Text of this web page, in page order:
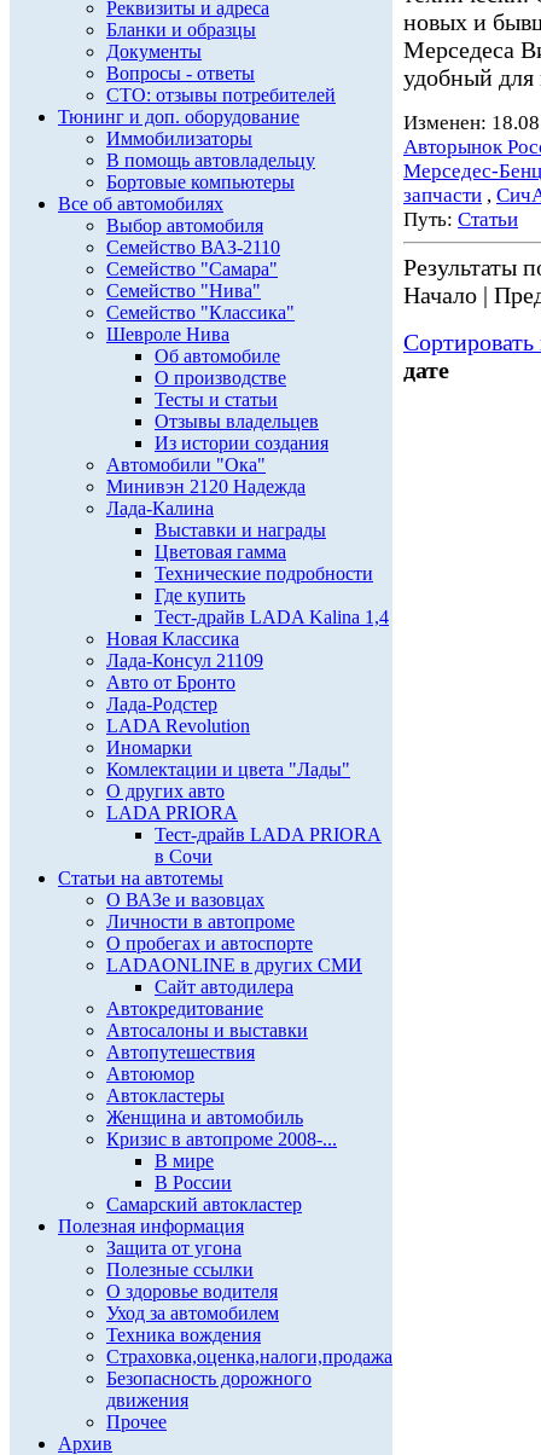
Реквизиты и адреса
Бланки и образцы
Документы
Вопросы - ответы
СТО: отзывы потребителей
Тюнинг и доп. оборудование
Иммобилизаторы
В помощь автовладельцу
Бортовые компьютеры
Все об автомобилях
Выбор автомобиля
Семейство ВАЗ-2110
Семейство "Самара"
Семейство "Нива"
Семейство "Классика"
Шевроле Нива
Об автомобиле
О производстве
Тесты и статьи
Отзывы владельцев
Из истории создания
Автомобили "Ока"
Минивэн 2120 Надежда
Лада-Калина
Выставки и награды
Цветовая гамма
Технические подробности
Где купить
Тест-драйв LADA Kalina 1,4
Новая Классика
Лада-Консул 21109
Авто от Бронто
Лада-Родстер
LADA Revolution
Иномарки
Комлектации и цвета "Лады"
О других авто
LADA PRIORA
Тест-драйв LADA PRIORA
в Сочи
Статьи на автотемы
О ВАЗе и вазовцах
Личности в автопроме
О пробегах и автоспорте
LADAONLINE в других СМИ
Сайт автодилера
Автокредитование
Автосалоны и выставки
Автопутешествия
Автоюмор
Автокластеры
Женщина и автомобиль
Кризис в автопроме 2008-...
В мире
В России
Самарский автокластер
Полезная информация
Защита от угона
Полезные ссылки
О здоровье водителя
Уход за автомобилем
Техника вождения
Страховка,оценка,налоги,продажа
Безопасность дорожного
движения
Прочее
Архив
новых и
Мерседеса
удобный для
Изменен:
Авторынок
Мерседес-Бенц
запчасти ,
Путь: Статьи
Результаты
Начало |
дате